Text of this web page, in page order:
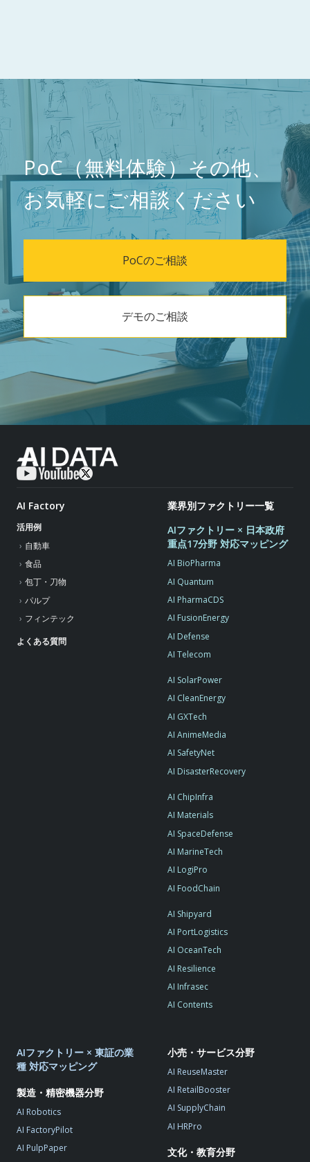
PoC（無料体験）その他、
お気軽にご相談ください
PoCのご相談
デモのご相談
AI Factory
活用例
自動車
食品
包丁・刀物
パルプ
フィンテック
よくある質問
業界別ファクトリー一覧
AIファクトリー × 日本政府
重点17分野 対応マッピング
AI BioPharma
AI Quantum
AI PharmaCDS
AI FusionEnergy
AI Defense
AI Telecom
AI SolarPower
AI CleanEnergy
AI GXTech
AI AnimeMedia
AI SafetyNet
AI DisasterRecovery
AI ChipInfra
AI Materials
AI SpaceDefense
AI MarineTech
AI LogiPro
AI FoodChain
AI Shipyard
AI PortLogistics
AI OceanTech
AI Resilience
AI Infrasec
AI Contents
AIファクトリー × 東証の業
種 対応マッピング
製造・精密機器分野
AI Robotics
AI FactoryPilot
AI PulpPaper
小売・サービス分野
AI ReuseMaster
AI RetailBooster
AI SupplyChain
AI HRPro
文化・教育分野